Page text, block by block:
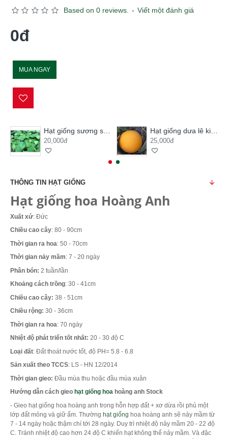
Based on 0 reviews. - Viết một đánh giá
0đ
MUA NGAY
Hạt giống sương sâm lông
20,000đ
Hạt giống dưa lê kim hoàng hậu
25,000đ
THÔNG TIN HẠT GIỐNG
Hạt giống hoa Hoàng Anh
Xuất xứ: Đức
Chiều cao cây: 80 - 90cm
Thời gian ra hoa: 50 - 70cm
Thời gian nảy mầm: 7 - 20 ngày
Phân bón: 2 tuần/lần
Khoảng cách trồng: 30 - 41cm
Chiều cao cây: 38 - 51cm
Chiều rộng: 30 - 36cm
Thời gian ra hoa: 70 ngày
Nhiệt độ phát triển tốt nhất: 20 - 30 độ C
Loại đất: Đất thoát nước tốt, độ PH= 5.8 - 6.8
Sản xuất theo TCCS: LS - HN 12/2014
Thời gian gieo: Đầu mùa thu hoặc đầu mùa xuân
Hướng dẫn cách gieo hạt giống hoa hoàng anh Stock
- Gieo hạt giống hoa hoàng anh trong hỗn hợp đất + xơ dừa rồi phủ một
lớp đất mỏng và giữ ẩm. Thường hạt giống hoa hoàng anh sẽ nảy mầm từ
7 - 14 ngày hoặc thậm chí tới 28 ngày. Duy trì nhiệt độ nảy mầm 20 - 22 độ
C. Tránh nhiệt độ cao hơn 24 độ C khiến hạt không thể nảy mầm. Và đặc